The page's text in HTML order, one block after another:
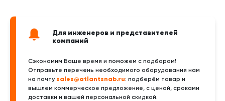
Для инженеров и представителей
компаний
Сэкономим Ваше время и поможем с подбором!
Отправьте перечень необходимого оборудования нам
на почту sales@atlantsnab.ru: подберём товар и
вышлем коммерческое предложение, с ценой, сроками
доставки и вашей персональной скидкой.